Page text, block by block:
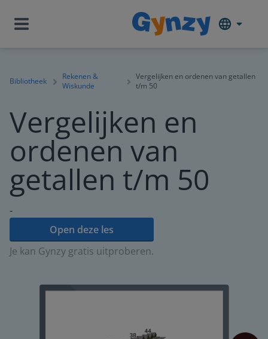
Bibliotheek
Rekenen &
Wiskunde
Vergelijken en ordenen van getallen
t/m 50
Vergelijken en
ordenen van
getallen t/m 50
-
Open deze les
Je kan Gynzy gratis uitproberen.